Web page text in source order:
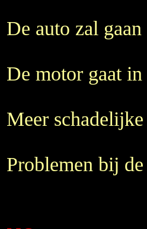
De auto zal
De motor gaat
Meer
Problemen bij